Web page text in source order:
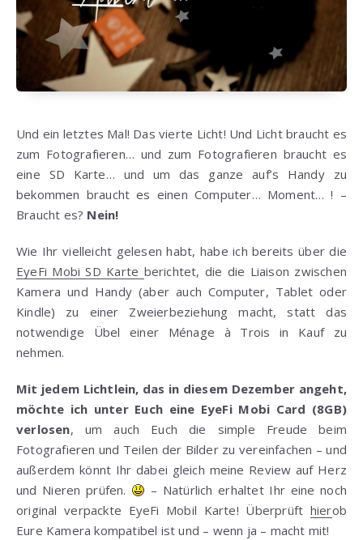
Und ein letztes Mal! Das vierte Licht! Und Licht braucht es
zum Fotografieren… und zum Fotografieren braucht es
eine SD Karte… und um das ganze auf’s Handy zu
bekommen braucht es einen Computer… Moment… ! –
Braucht es? Nein!
Wie Ihr vielleicht gelesen habt, habe ich bereits über die
EyeFi Mobi SD Karte berichtet, die die Liaison zwischen
Kamera und Handy (aber auch Computer, Tablet oder
Kindle) zu einer Zweierbeziehung macht, statt das
notwendige Übel einer Ménage à Trois in Kauf zu
nehmen.
Mit jedem Lichtlein, das in diesem Dezember angeht,
möchte ich unter Euch eine EyeFi Mobi Card (8GB)
verlosen, um auch Euch die simple Freude beim
Fotografieren und Teilen der Bilder zu vereinfachen – und
außerdem könnt Ihr dabei gleich meine Review auf Herz
und Nieren prüfen.
– Natürlich erhaltet Ihr eine noch
original verpackte EyeFi Mobil Karte! Überprüft hierob
Eure Kamera kompatibel ist und – wenn ja – macht mit!